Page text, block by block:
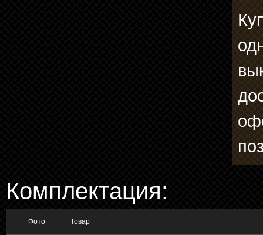
Комплектация:
Фото Товар